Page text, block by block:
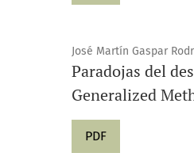
José Martín Gaspar
Paradojas del
Generalized
PDF